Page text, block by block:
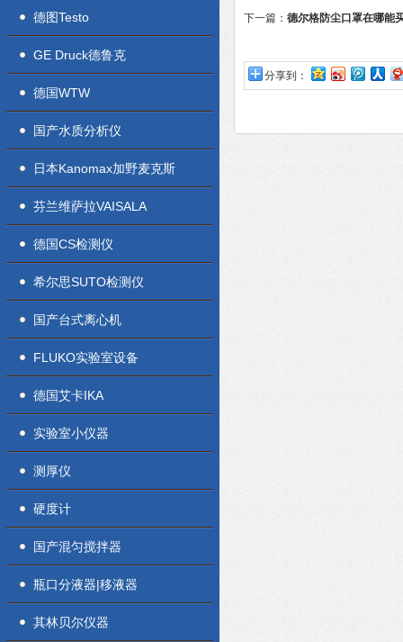
德图Testo
GE Druck德鲁克
德国WTW
国产水质分析仪
日本Kanomax加野麦克斯
芬兰维萨拉VAISALA
德国CS检测仪
希尔思SUTO检测仪
国产台式离心机
FLUKO实验室设备
德国艾卡IKA
实验室小仪器
测厚仪
硬度计
国产混匀搅拌器
瓶口分液器|移液器
其林贝尔仪器
下一篇： 德尔格防尘口罩在哪能
分享到：